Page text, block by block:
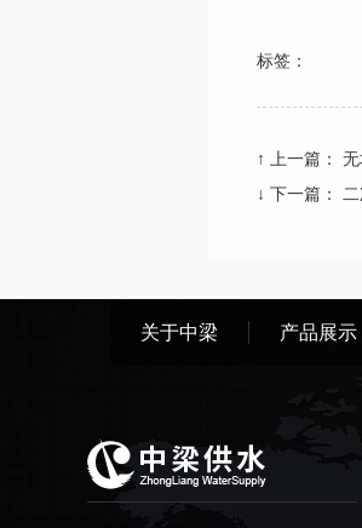
标签：
↑ 上一篇：
↓ 下一篇：
关于中梁 产品展示